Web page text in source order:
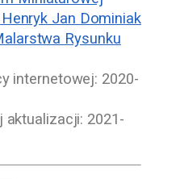
Jan Dominiak
Rysunku
internetowej: 2020-
aktualizacji: 2021-